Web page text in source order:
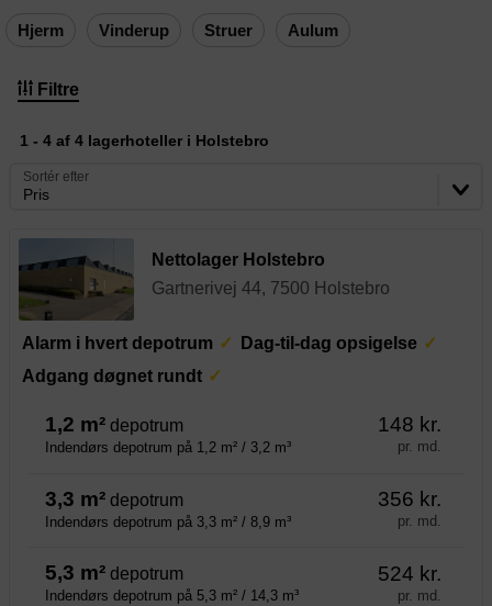
Hjerm Vinderup Struer Aulum
Filtre
1 - 4 af 4 lagerhoteller i Holstebro
Pris
Sortér efter
Nettolager Holstebro
Gartnerivej 44, 7500 Holstebro
Alarm i hvert depotrum
Dag-til-dag opsigelse
Adgang døgnet rundt
1,2 m² depotrum
Indendørs depotrum på 1,2 m² / 3,2 m³
148 kr.
pr. md.
3,3 m² depotrum
Indendørs depotrum på 3,3 m² / 8,9 m³
356 kr.
pr. md.
5,3 m² depotrum
Indendørs depotrum på 5,3 m² / 14,3 m³
524 kr.
pr. md.